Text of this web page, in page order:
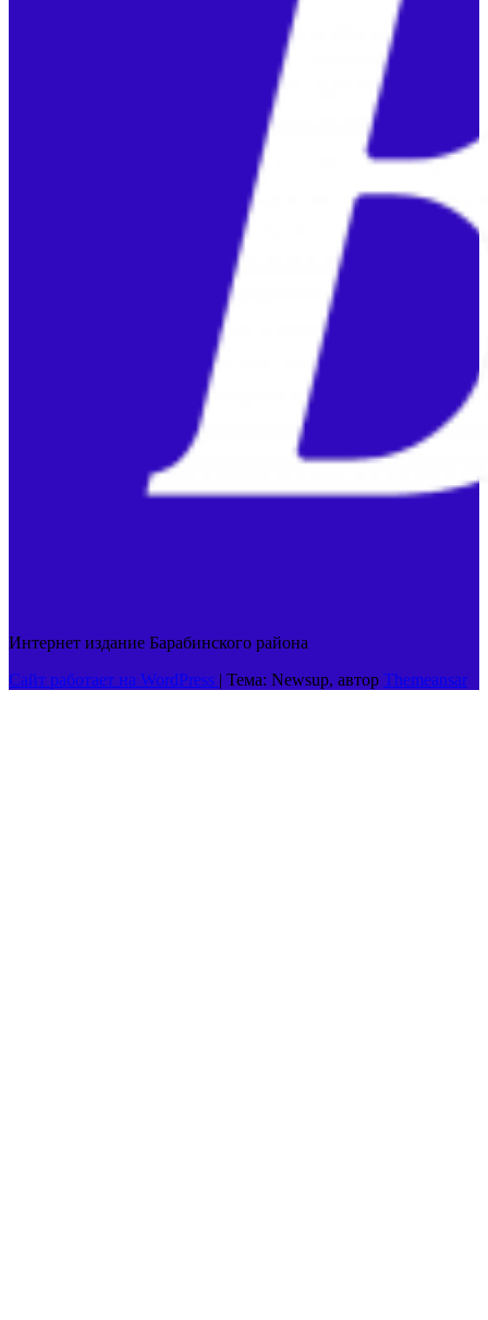
Интернет издание Барабинского района
Сайт работает на WordPress | Тема: Newsup, автор Themeansar